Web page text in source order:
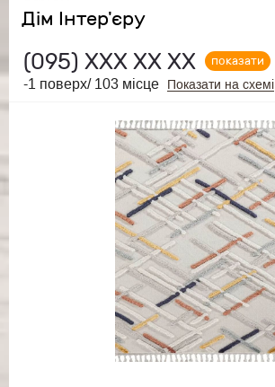
Дім Інтер'єру
(095) ХХХ ХХ ХХ
показати
-1 поверх/ 103 місце
Показати на схемі